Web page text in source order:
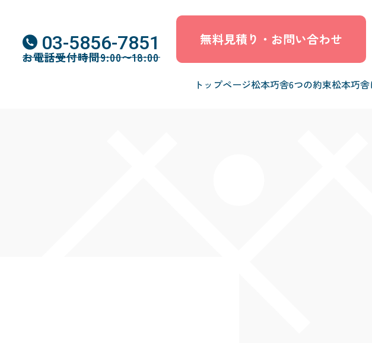
無料見積り・お問い合わせ
トップページ松本巧舎6つの約束松本巧
03-5856-7851
お電話受付時間9:00〜18:00